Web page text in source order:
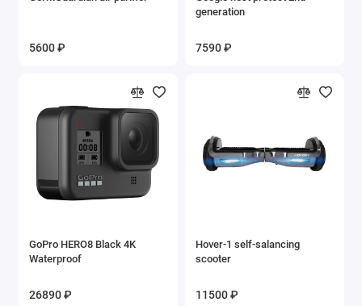
5600 ₽
generation
7590 ₽
GoPro HERO8 Black 4K
Waterproof
26890 ₽
Hover-1 self-salancing
scooter
11500 ₽